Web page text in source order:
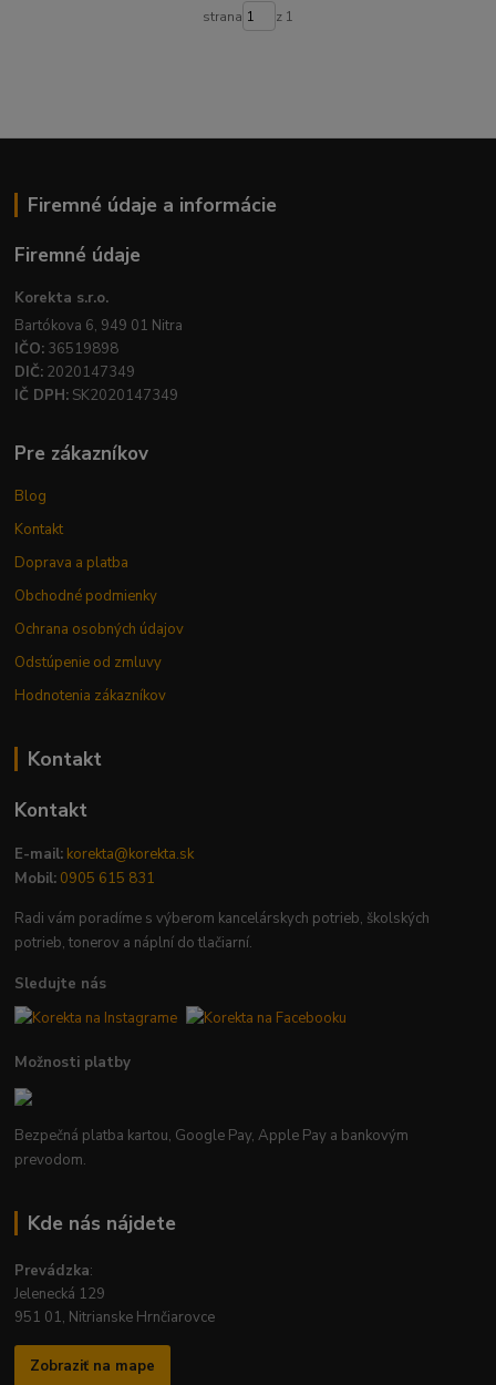
strana z 1
Firemné údaje a informácie
Firemné údaje
Korekta s.r.o.
Bartókova 6, 949 01 Nitra
IČO: 36519898
DIČ: 2020147349
IČ DPH: SK2020147349
Pre zákazníkov
Blog
Kontakt
Doprava a platba
Obchodné podmienky
Ochrana osobných údajov
Odstúpenie od zmluvy
Hodnotenia zákazníkov
Kontakt
Kontakt
E-mail: korekta@korekta.sk
Mobil: 0905 615 831
Radi vám poradíme s výberom kancelárskych potrieb, školských
potrieb, tonerov a náplní do tlačiarní.
Sledujte nás
Možnosti platby
Bezpečná platba kartou, Google Pay, Apple Pay a bankovým
prevodom.
Kde nás nájdete
Prevádzka:
Jelenecká 129
951 01, Nitrianske Hrnčiarovce
Zobraziť na mape